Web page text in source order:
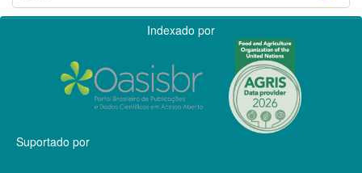
Indexado por
Suportado por